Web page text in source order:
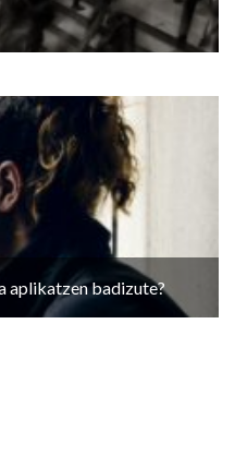
aplikatzen badizute?